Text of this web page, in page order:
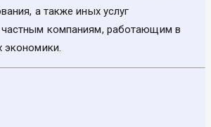
а также иных услуг
частным компаниям, работающим в
экономики.